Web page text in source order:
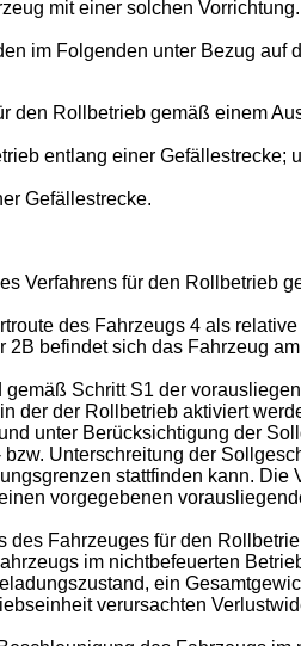
mit einer solchen Vorrichtung.
im Folgenden unter Bezug
den Rollbetrieb gemäß einem
entlang einer Gefällestrecke;
Gefällestrecke.
Verfahrens für den Rollbetrieb
des Fahrzeugs 4 als
befindet sich das Fahrzeug
Schritt S1 der
der der Rollbetrieb aktiviert
unter Berücksichtigung der
Unterschreitung der
stattfinden kann.
vorgegebenen
Fahrzeuges für den
im nichtbefeuerten
ein
verursachten